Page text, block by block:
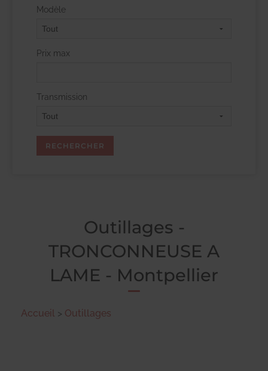
Modèle
Prix max
Transmission
Outillages -
TRONCONNEUSE A
LAME - Montpellier
Accueil > Outillages